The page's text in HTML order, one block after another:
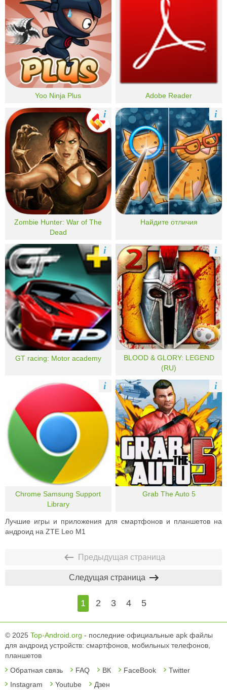
Yoo Ninja Plus Adobe Reader
Zombie Hunter: War of The
Dead
i
Найдите отличия
i
GT racing: Motor academy
i
BLOOD & GLORY: LEGEND
(RU)
i
Chrome Samsung Support
Library
i
Grab The Auto 5
i
Лучшие игры и приложения для смартфонов и планшетов на
андроид на ZTE Leo M1
Предыдущая страница
1 2 3 4 5
Следущая страница
© 2025 Top-Android.org - последние официальные apk файлы
для андроид устройств: смартфонов, мобильных телефонов,
планшетов
Обратная связь
FAQ ВК FaceBook
Twitter
Instagram
Youtube Дзен